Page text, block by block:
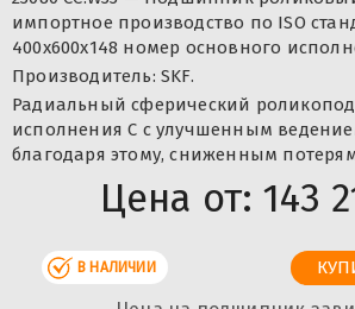
импортное производство по ISO
400x600x148 номер основного
Производитель: SKF.
Радиальный сферический
исполнения С с улучшенным
благодаря этому, сниженным
Цена от: 143
В НАЛИЧИИ